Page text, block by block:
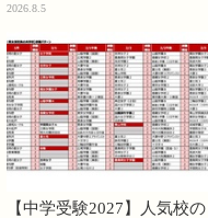
2026.8.5
【中学受験2027】人気校の